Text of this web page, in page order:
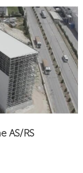
AS/RS